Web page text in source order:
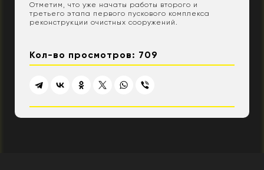
Отметим, что уже начаты работы второго и
третьего этапа первого пускового комплекса
реконструкции очистных сооружений.
Кол-во просмотров: 709